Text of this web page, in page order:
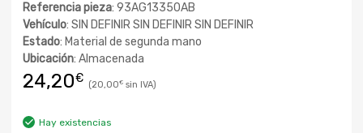
Referencia pieza: 93AG13350AB
Vehículo: SIN DEFINIR SIN DEFINIR SIN DEFINIR
Estado: Material de segunda mano
Ubicación: Almacenada
24,20€ 20,00€
Hay existencias